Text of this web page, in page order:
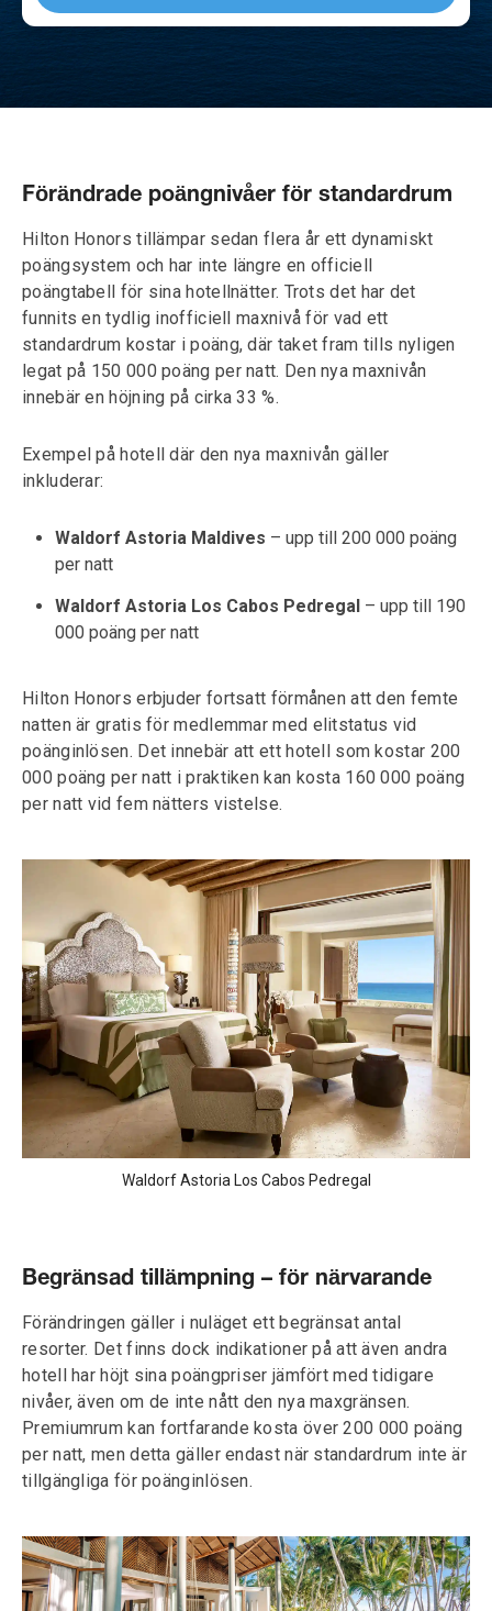
Förändrade poängnivåer för standardrum
Hilton Honors tillämpar sedan flera år ett dynamiskt
poängsystem och har inte längre en officiell
poängtabell för sina hotellnätter. Trots det har det
funnits en tydlig inofficiell maxnivå för vad ett
standardrum kostar i poäng, där taket fram tills nyligen
legat på 150 000 poäng per natt. Den nya maxnivån
innebär en höjning på cirka 33 %.
Exempel på hotell där den nya maxnivån gäller
inkluderar:
Waldorf Astoria Maldives – upp till 200 000 poäng
per natt
Waldorf Astoria Los Cabos Pedregal – upp till 190
000 poäng per natt
Hilton Honors erbjuder fortsatt förmånen att den femte
natten är gratis för medlemmar med elitstatus vid
poänginlösen. Det innebär att ett hotell som kostar 200
000 poäng per natt i praktiken kan kosta 160 000 poäng
per natt vid fem nätters vistelse.
Waldorf Astoria Los Cabos Pedregal
Begränsad tillämpning – för närvarande
Förändringen gäller i nuläget ett begränsat antal
resorter. Det finns dock indikationer på att även andra
hotell har höjt sina poängpriser jämfört med tidigare
nivåer, även om de inte nått den nya maxgränsen.
Premiumrum kan fortfarande kosta över 200 000 poäng
per natt, men detta gäller endast när standardrum inte är
tillgängliga för poänginlösen.